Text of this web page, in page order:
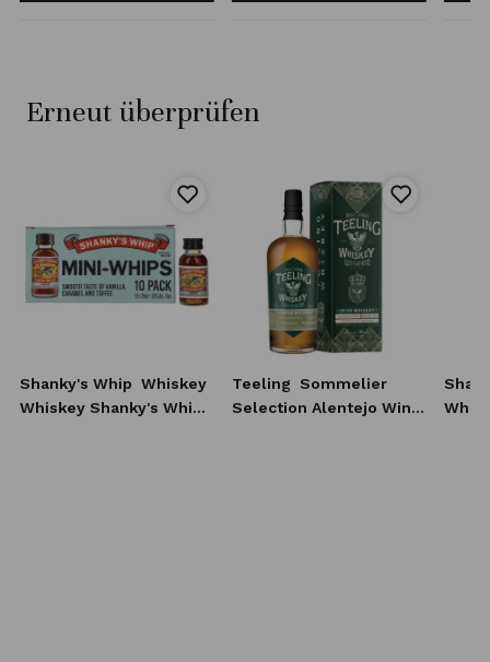
Erneut überprüfen
Shanky's Whip Whiskey
Whiskey Shanky's Whip
Teeling Sommelier
Selection Alentejo Wine